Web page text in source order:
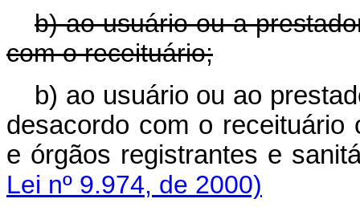
b) ao usuário ou a
com o receituário;
b) ao usuário ou ao
desacordo com o receituário
e órgãos registrantes e
Lei nº 9.974, de 2000)